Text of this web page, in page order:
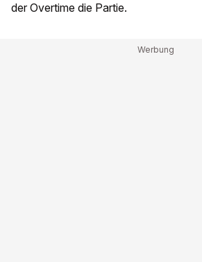
der Overtime die Partie.